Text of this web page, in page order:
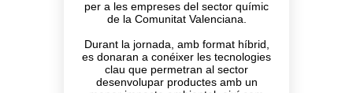
per a les empreses del sector químic
de la Comunitat Valenciana.
Durant la jornada, amb format híbrid,
es donaran a conéixer les tecnologies
clau que permetran al sector
desenvolupar productes amb un